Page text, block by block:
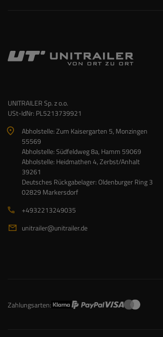
UNITRAILER Sp. z o.o.
USt-IdNr: PL5213739921
Abholstelle: Zum Kaisergarten 5, Monzingen
55569
Abholstelle: Südfeldweg 8a, Hamm 59069
Abholstelle: Heidmathen 4, Zerbst/Anhalt
39261
Deutsches Rückgabelager: Oldenburger Ring 3
02829 Markersdorf
+4932213249035
unitrailer@unitrailer.de
Zahlungsarten: